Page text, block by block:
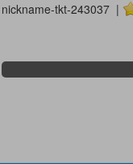
nickname-tkt-243037 |